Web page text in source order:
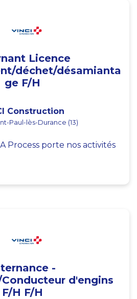
Licence
déchet/désamianta
ge F/H
Construction
Paul-lès-Durance (13)
Process porte nos activités
-
d'engins
F/H F/H